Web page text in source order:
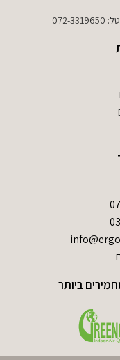
טל: 072-3319650
ביותר